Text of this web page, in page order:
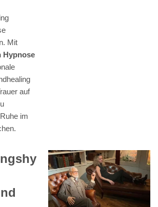
Mit
Hypnose
auf
im